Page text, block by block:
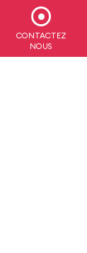
CONTACTEZ
NOUS